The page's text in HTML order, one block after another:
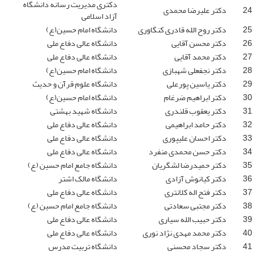
24
دکتر علیرضا محمدی دکتری مدیریت رسانه دانشگاه
آزاد اسلامی
25
دکتر روح الله قادری کنگاوری
دانشگاه امام حسین(ع)
26
دکتر محسن آقایی
دانشگاه عالی دفاع ملی
27
دکتر محمد آقایی
دانشگاه عالی دفاع ملی
28
دکتر نجفعلی شهبازی
دانشگاه امام حسین(ع)
29
دکتر یاسین پورعلی
دانشگاه علوم قرآن و حدیث
30
دکتر ابراهیم ضرغام
دانشگاه امام حسین(ع)
31
دکتر یعقوب قلندری
دانشگاه شهید بهشتی
32
دکتر حامد ابراهیمی
دانشگاه عالی دفاع ملی
33
دکتر احسان علیپوری
دانشگاه عالی دفاع ملی
34
دکتر حسن محمدی منفرد
دانشگاه عالی دفاع ملی
35
دکتر حمیدرضا لشگریان
دانشگاه جامع امام حسین (ع)
36
دکتر کیانوش آزادی
دانشگاه مالک اشتر
37
دکتر فتح اله کلانتری
دانشگاه عالی دفاع ملی
38
دکتر مجتبی سعادتی
دانشگاه جامع امام حسین (ع)
39
دکتر حبیب الله سیاری
دانشگاه عالی دفاع ملی
40
دکتر محمد مهدی نژاد نوری
دانشگاه عالی دفاع ملی
41
دکتر سجاد محسنی دانشگاه تربیت مدرس